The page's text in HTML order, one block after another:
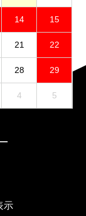
14 15
21 22
28 29
4 5
示